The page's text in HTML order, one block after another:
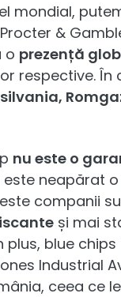
mondial,
&
o prezență
respective. În
nu este o
neapărat
companii
și mai
blue
Industrial
ceea ce